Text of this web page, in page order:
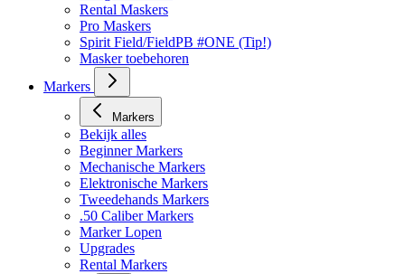
Rental Maskers
Pro Maskers
Spirit Field/FieldPB #ONE (Tip!)
Masker toebehoren
Markers
Markers
Bekijk alles
Beginner Markers
Mechanische Markers
Elektronische Markers
Tweedehands Markers
.50 Caliber Markers
Marker Lopen
Upgrades
Rental Markers